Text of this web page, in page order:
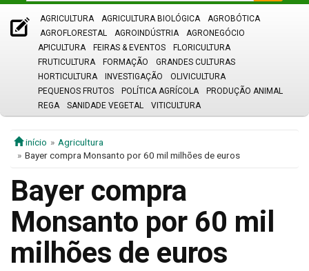
AGRICULTURA AGRICULTURA BIOLÓGICA
AGROBÓTICA
AGROFLORESTAL
AGROINDÚSTRIA
AGRONEGÓCIO
APICULTURA
FEIRAS & EVENTOS
FLORICULTURA
FRUTICULTURA
FORMAÇÃO
GRANDES CULTURAS
HORTICULTURA
INVESTIGAÇÃO
OLIVICULTURA
PEQUENOS FRUTOS
POLÍTICA AGRÍCOLA
PRODUÇÃO ANIMAL
REGA
SANIDADE VEGETAL VITICULTURA
início
Agricultura
Bayer compra Monsanto por 60 mil milhões de euros
Bayer compra
Monsanto por 60 mil
milhões de euros